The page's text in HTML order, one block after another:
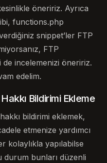
öneririz. Ayrıca
functions.php
snippet’ler FTP
FTP
de incelemenizi öneririz.
edelim.
Bildirimi Ekleme
bildirimi eklemek,
etmenize yardımcı
kolaylıkla yapılabilse
durum bunları düzenli